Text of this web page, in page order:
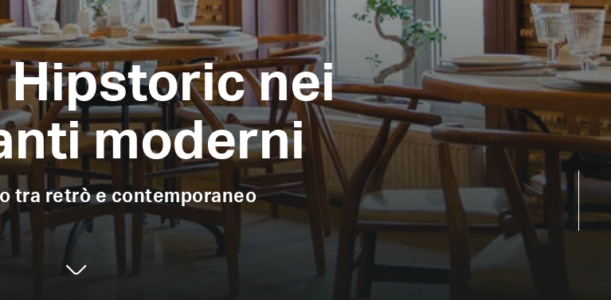
Hipstoric nei
moderni
tra retrò e contemporaneo